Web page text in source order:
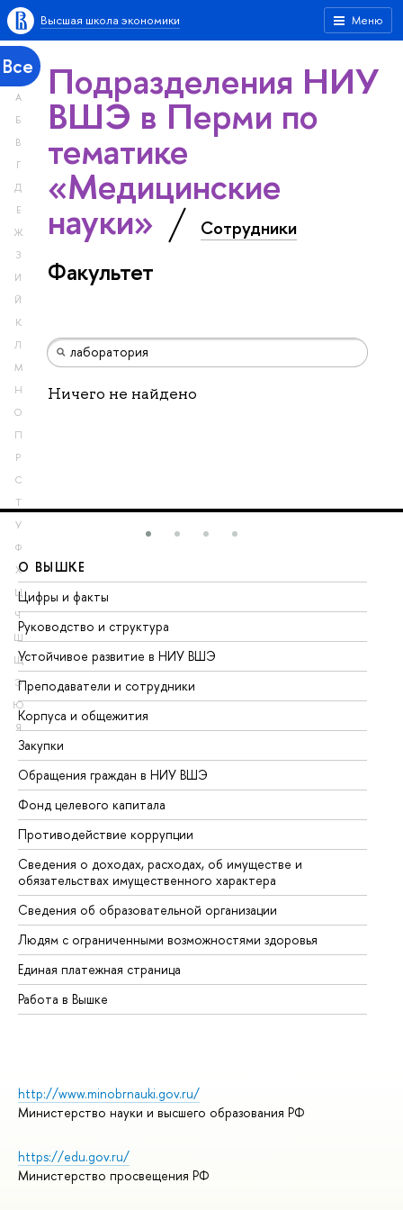
Меню
Высшая школа экономики
Все
А
Б
В
Г
Д
Е
Ж
З
И
Й
К
Л
М
Н
О
П
Р
С
Т
У
Ф
Х
Ц
Ч
Ш
Щ
Э
Ю
Я
Подразделения НИУ
ВШЭ в Перми по
тематике
«Медицинские
науки» Сотрудники
Факультет
Ничего не найдено
О ВЫШКЕ
Цифры и факты
Руководство и структура
Устойчивое развитие в НИУ ВШЭ
Преподаватели и сотрудники
Корпуса и общежития
Закупки
Обращения граждан в НИУ ВШЭ
Фонд целевого капитала
Противодействие коррупции
Сведения о доходах, расходах, об имуществе и
обязательствах имущественного характера
Сведения об образовательной организации
Людям с ограниченными возможностями здоровья
Единая платежная страница
Работа в Вышке
http://www.minobrnauki.gov.ru/
Министерство науки и высшего образования РФ
https://edu.gov.ru/
Министерство просвещения РФ